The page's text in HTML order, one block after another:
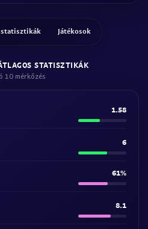
statisztikák Játékosok
STATISZTIKÁK
10 mérkőzés
1.58
6
61%
8.1